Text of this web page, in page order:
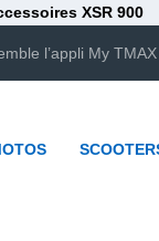
XSR 900
l’appli My